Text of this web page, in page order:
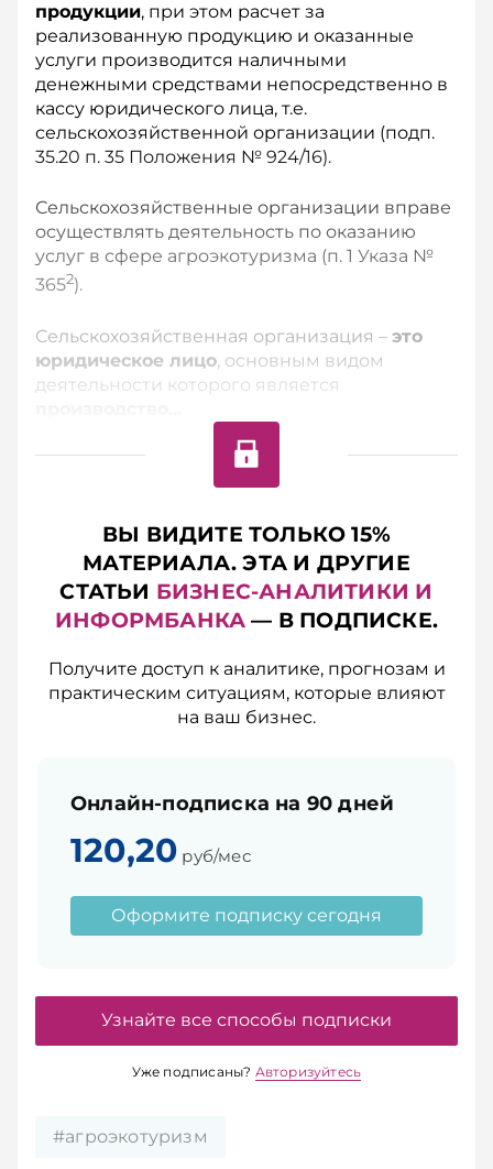
продукции, при этом расчет за
реализованную продукцию и оказанные
услуги производится наличными
денежными средствами непосредственно в
кассу юридического лица, т.е.
сельскохозяйственной организации (подп.
35.20 п. 35 Положения № 924/16).
Сельскохозяйственные организации вправе
осуществлять деятельность по оказанию
услуг в сфере агроэкотуризма (п. 1 Указа №
3652).
Сельскохозяйственная организация – это
юридическое лицо, основным видом
деятельности которого является
ВЫ ВИДИТЕ ТОЛЬКО 15%
МАТЕРИАЛА. ЭТА И ДРУГИЕ
СТАТЬИ БИЗНЕС-АНАЛИТИКИ И
ИНФОРМБАНКА — В ПОДПИСКЕ.
Получите доступ к аналитике, прогнозам и
практическим ситуациям, которые влияют
на ваш бизнес.
Онлайн-подписка на 90 дней
120,20 руб/мес
Оформите подписку сегодня
Узнайте все способы подписки
Уже подписаны? Авторизуйтесь
#агроэкотуризм